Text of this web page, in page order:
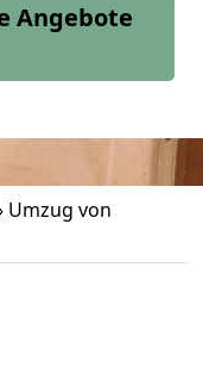
Angebote
Umzug von